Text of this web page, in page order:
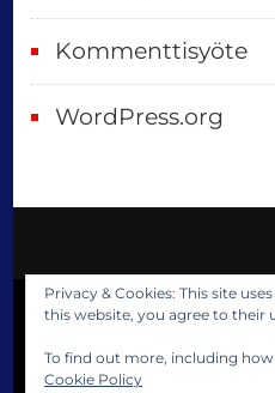
Kommenttisyöte
WordPress.org
© Copyright 2023
Rights Reserved.
Privacy & Cookies: This site
this website, you agree to their
To find out more, including
Cookie Policy